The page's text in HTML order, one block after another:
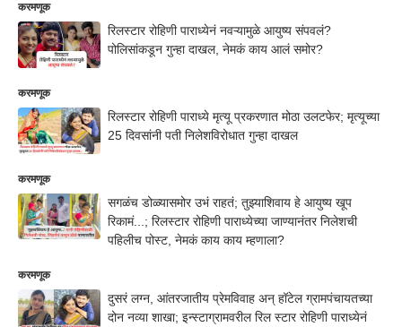
करमणूक
रिलस्टार रोहिणी पाराध्येनं नवऱ्यामुळे आयुष्य संपवलं?
पोलिसांकडून गुन्हा दाखल, नेमकं काय आलं समोर?
करमणूक
रिलस्टार रोहिणी पाराध्ये मृत्यू प्रकरणात मोठा उलटफेर; मृत्यूच्या
25 दिवसांनी पती निलेशविरोधात गुन्हा दाखल
करमणूक
सगळंच डोळ्यासमोर उभं राहतं; तुझ्याशिवाय हे आयुष्य खूप
रिकामं...; रिलस्टार रोहिणी पाराध्येच्या जाण्यानंतर निलेशची
पहिलीच पोस्ट, नेमकं काय काय म्हणाला?
करमणूक
दुसरं लग्न, आंतरजातीय प्रेमविवाह अन् हॉटेल ग्रामपंचायतच्या
दोन नव्या शाखा; इन्स्टाग्रामवरील रिल स्टार रोहिणी पाराध्येनं